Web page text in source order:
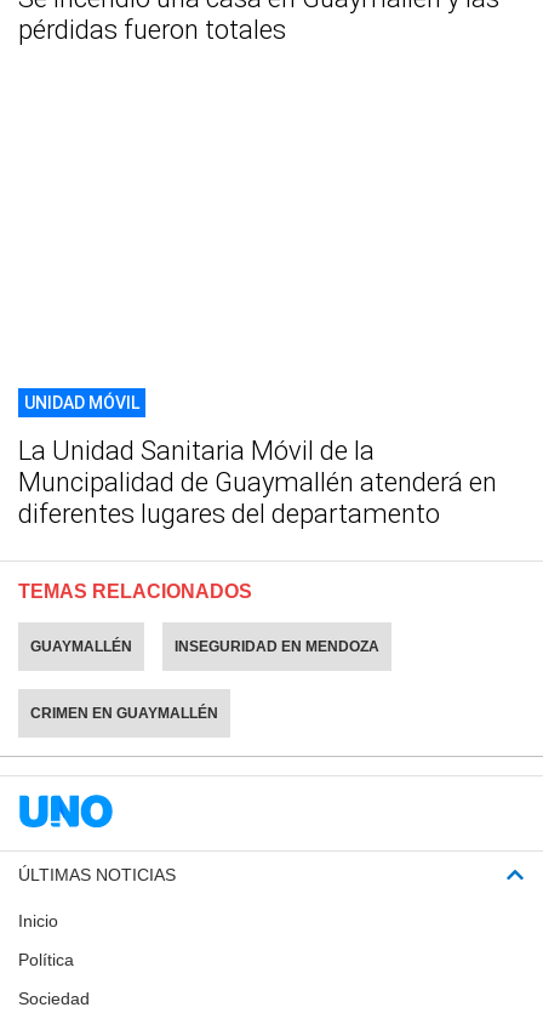
pérdidas fueron totales
UNIDAD MÓVIL
La Unidad Sanitaria Móvil de la
Muncipalidad de Guaymallén atenderá en
diferentes lugares del departamento
TEMAS RELACIONADOS
GUAYMALLÉN INSEGURIDAD EN MENDOZA
CRIMEN EN GUAYMALLÉN
ÚLTIMAS NOTICIAS
Inicio
Política
Sociedad